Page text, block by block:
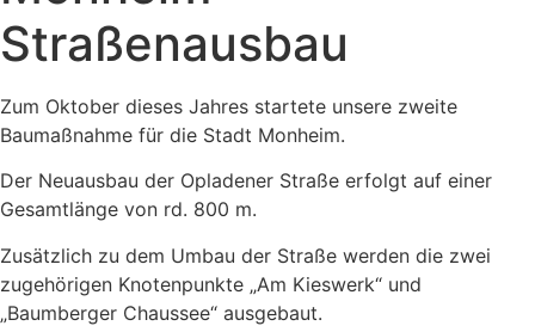
Straßenausbau
Zum Oktober dieses Jahres startete unsere zweite
Baumaßnahme für die Stadt Monheim.
Der Neuausbau der Opladener Straße erfolgt auf einer
Gesamtlänge von rd. 800 m.
Zusätzlich zu dem Umbau der Straße werden die zwei
zugehörigen Knotenpunkte „Am Kieswerk“ und
„Baumberger Chaussee“ ausgebaut.